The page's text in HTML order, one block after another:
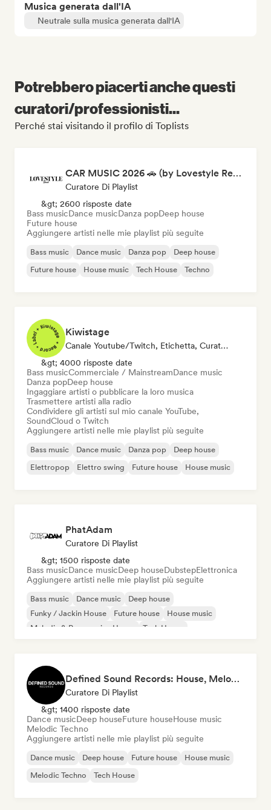
Musica generata dall'IA
Neutrale sulla musica generata dall'IA
Potrebbero piacerti anche questi
curatori/professionisti...
Perché stai visitando il profilo di Toplists
CAR MUSIC 2026 🚗 (by Lovestyle Records)
Curatore Di Playlist
&gt; 2600 risposte date
Bass musicDance musicDanza popDeep house
Future house
Aggiungere artisti nelle mie playlist più seguite
Bass music Dance music Danza pop
Deep house
Future house
House music Tech House Techno
Kiwistage
Canale Youtube/Twitch, Etichetta, Curatore Di Playlist, Stazione Radio
&gt; 4000 risposte date
Bass musicCommerciale / MainstreamDance music
Danza popDeep house
Ingaggiare artisti o pubblicare la loro musica
Trasmettere artisti alla radio
Condividere gli artisti sul mio canale YouTube,
SoundCloud o Twitch
Aggiungere artisti nelle mie playlist più seguite
Bass music Dance music Danza pop
Deep house
Elettropop
Elettro swing Future house House music
PhatAdam
Curatore Di Playlist
&gt; 1500 risposte date
Bass musicDance musicDeep houseDubstepElettronica
Aggiungere artisti nelle mie playlist più seguite
Bass music Dance music
Deep house
Funky / Jackin House
Future house
House music
Melodic & Progressive House
Tech House
Defined Sound Records: House, Melodic Techno and EDM - Playlists Curated by DJ Nick Proof
Curatore Di Playlist
&gt; 1400 risposte date
Dance musicDeep houseFuture houseHouse music
Melodic Techno
Aggiungere artisti nelle mie playlist più seguite
Dance music Deep house Future house
House music
Melodic Techno
Tech House